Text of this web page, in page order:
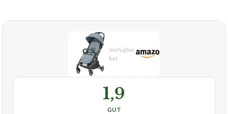
1,9
GUT